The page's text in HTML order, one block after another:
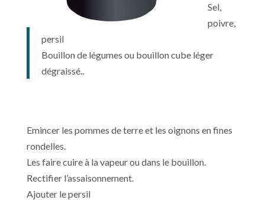
Sel,
poivre,
persil
Bouillon de légumes ou bouillon cube léger
dégraissé..
Emincer les pommes de terre et les oignons en fines
rondelles.
Les faire cuire à la vapeur ou dans le bouillon.
Rectifier l’assaisonnement.
Ajouter le persil